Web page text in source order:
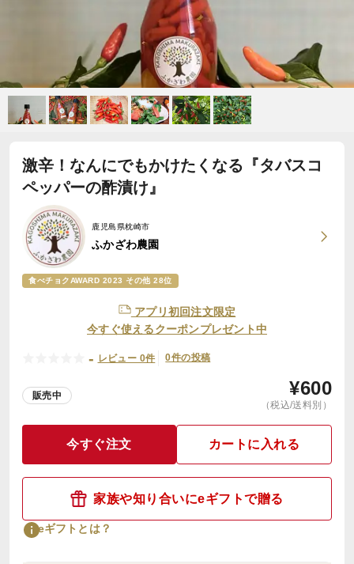
激辛！なんにでもかけたくなる『タバスコ
ペッパーの酢漬け』
鹿児島県枕崎市
ふかざわ農園
食べチョクAWARD 2023 その他 28位
アプリ初回注文限定
今すぐ使えるクーポンプレゼント中
- レビュー 0件 0件の投稿
販売中 ¥600
（税込/送料別）
今すぐ注文 カートに入れる
家族や知り合いにeギフトで贈る
eギフトとは？